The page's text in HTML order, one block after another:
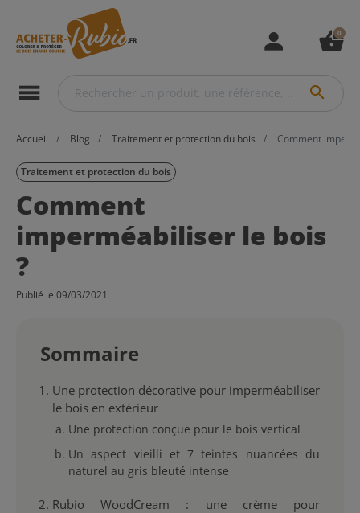
person shopping_basket
0
menu search
Accueil Blog Traitement et protection du bois Comment
Traitement et protection du bois
Comment
imperméabiliser le bois
?
Publié le 09/03/2021
Sommaire
Une protection décorative pour imperméabiliser
le bois en extérieur
Une protection conçue pour le bois vertical
Un aspect vieilli et 7 teintes nuancées du
naturel au gris bleuté intense
Rubio WoodCream : une crème pour